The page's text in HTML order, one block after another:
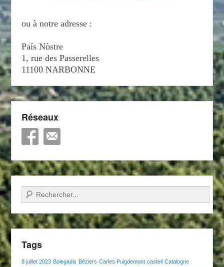
ou à notre adresse :
País Nòstre
1, rue des Passerelles
11100 NARBONNE
Réseaux
Recherche
Tags
8 juillet 2023 Bolegadis Béziers Carles Puigdemont castell Catalogne